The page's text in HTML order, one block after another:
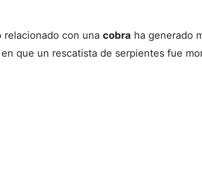
relacionado con una cobra ha generado
que un rescatista de serpientes fue